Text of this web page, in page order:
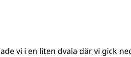
vi i en liten dvala där vi gick